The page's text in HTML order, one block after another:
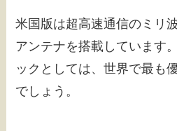
米国版は超高速通信のミリ
アンテナを搭載しています
ックとしては、世界で最も
でしょう。